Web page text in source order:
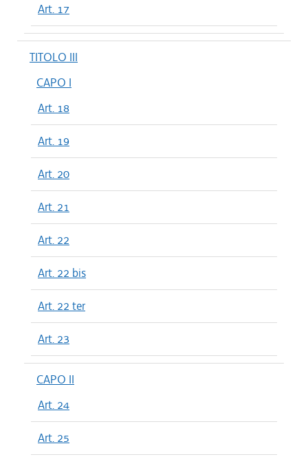
Art. 17
TITOLO III
CAPO I
Art. 18
Art. 19
Art. 20
Art. 21
Art. 22
Art. 22 bis
Art. 22 ter
Art. 23
CAPO II
Art. 24
Art. 25